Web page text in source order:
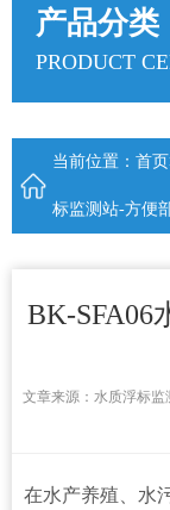
产品分类
PRODUCT
当前位置： 首页
标监测站-方便
BK-SFA06
文章来源： 水质浮标
在水产养殖、水